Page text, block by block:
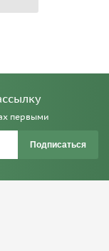
первыми
Подписаться